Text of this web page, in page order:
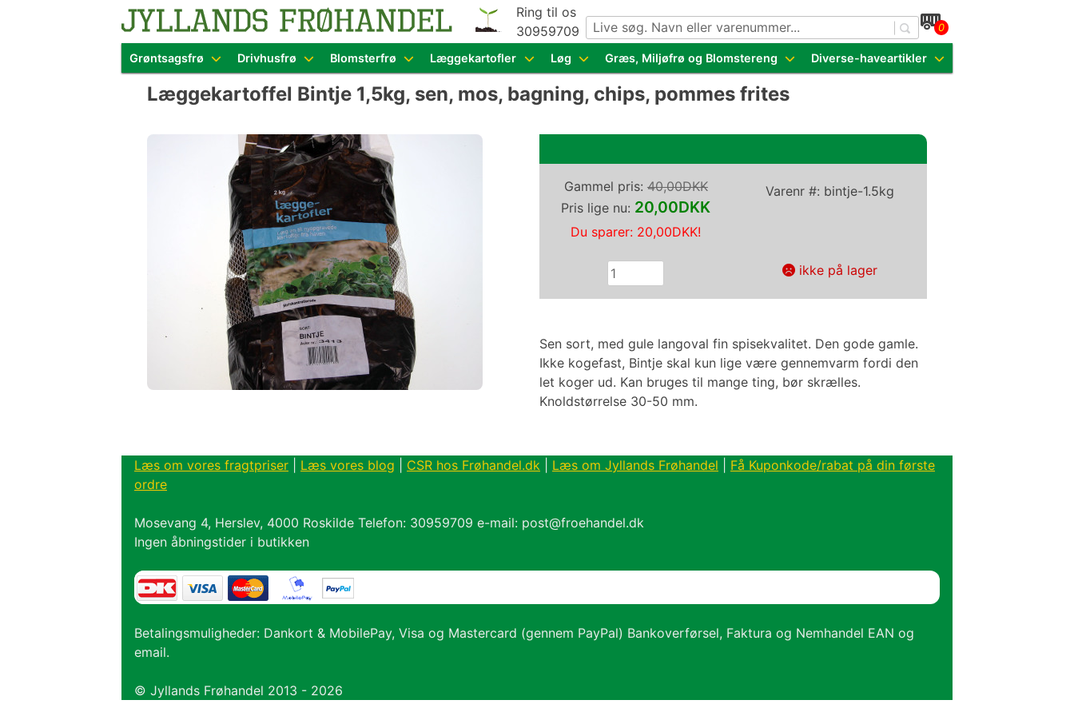
Blomster- og grøntsagsfrø fra hele Europa – få adgang til 1.229 spændende sorter
Ring til os
30959709
0
Grøntsagsfrø Drivhusfrø Blomsterfrø Læggekartofler Løg Græs, Miljøfrø og Blomstereng Diverse-haveartikler
Læggekartoffel Bintje 1,5kg, sen, mos, bagning, chips, pommes frites
Sen sort, med gule langoval fin spisekvalitet. Den gode gamle.
Ikke kogefast, Bintje skal kun lige være gennemvarm fordi den
let koger ud. Kan bruges til mange ting, bør skrælles.
Knoldstørrelse 30-50 mm.
Varenr #: bintje-1.5kg
Gammel pris: 40,00DKK
Pris lige nu: 20,00DKK
Du sparer: 20,00DKK!
ikke på lager
Læs om vores fragtpriser Læs vores blog CSR hos Frøhandel.dk Læs om Jyllands Frøhandel
Få Kuponkode/rabat på din første
ordre
Mosevang 4, Herslev, 4000 Roskilde Telefon: 30959709 e-mail: post@froehandel.dk
Ingen åbningstider i butikken
Betalingsmuligheder: Dankort & MobilePay, Visa og Mastercard (gennem PayPal) Bankoverførsel, Faktura og Nemhandel EAN og
email.
© Jyllands Frøhandel 2013 - 2026